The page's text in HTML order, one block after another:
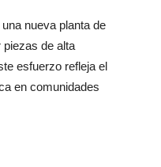
nueva planta de
de alta
esfuerzo refleja el
en comunidades